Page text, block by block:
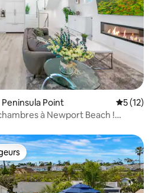
Point
5 (12)
à Newport Beach !
les plus appréciés